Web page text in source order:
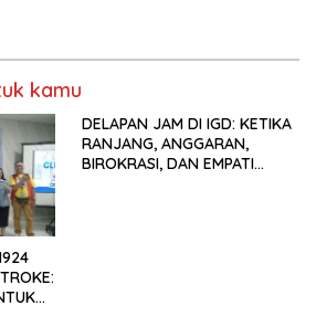
Pengembangan Organisasi
Mancanegara”.
kamu
DELAPAN JAM DI IGD: KETIKA
RANJANG, ANGGARAN,
BIROKRASI, DAN EMPATI